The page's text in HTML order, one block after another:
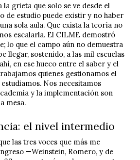
grieta que solo se ve desde el
de estudio puede existir y no haber
sola aula. Que exista la teoría no
escalarla. El CILME demostró
lo que el campo aún no demuestra
llegar, sostenido, a las mil escuelas
en ese hueco entre el saber y el
quienes gestionamos el
Nos necesitamos
y la implementación son
mesa.
el nivel intermedio
las tres voces que más me
—Weinstein, Romero, y de